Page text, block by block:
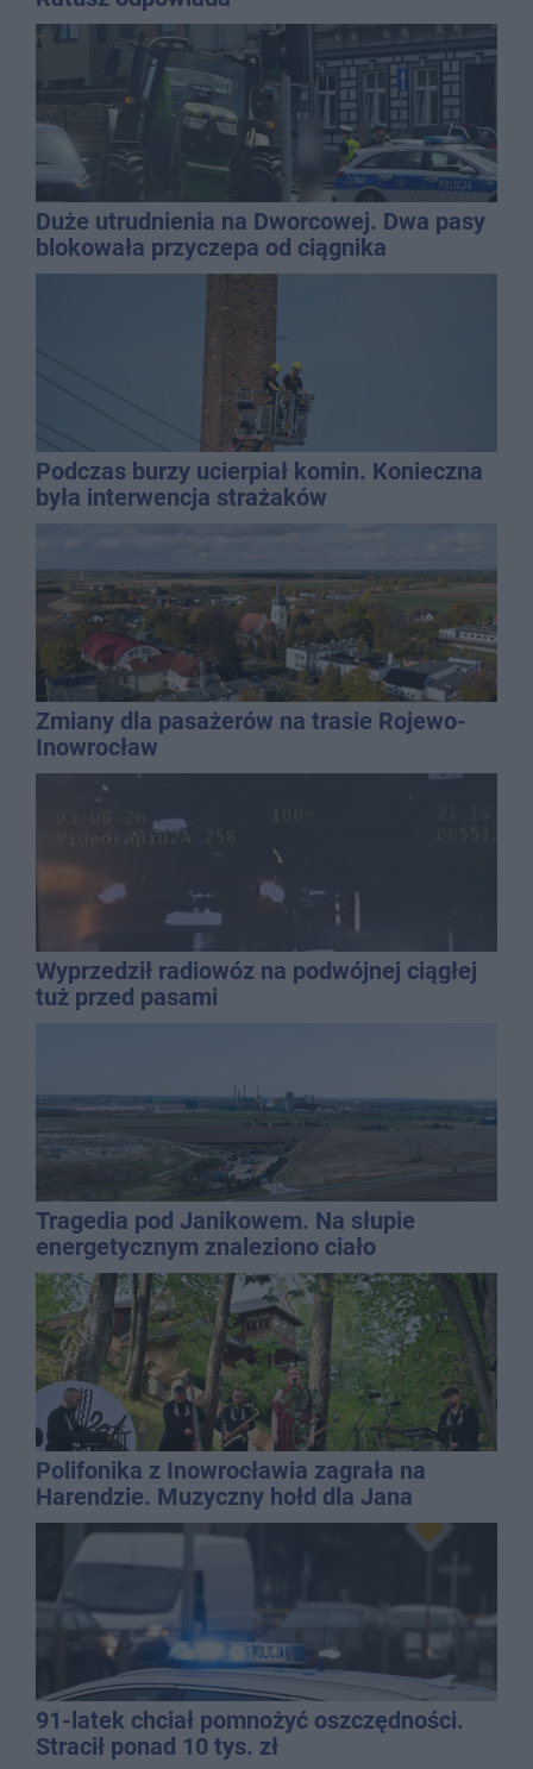
Duże utrudnienia na Dworcowej. Dwa pasy
blokowała przyczepa od ciągnika
Podczas burzy ucierpiał komin. Konieczna
była interwencja strażaków
Zmiany dla pasażerów na trasie Rojewo-
Inowrocław
Wyprzedził radiowóz na podwójnej ciągłej
tuż przed pasami
Tragedia pod Janikowem. Na słupie
energetycznym znaleziono ciało
mężczyzny
Polifonika z Inowrocławia zagrała na
Harendzie. Muzyczny hołd dla Jana
Kasprowicza
91-latek chciał pomnożyć oszczędności.
Stracił ponad 10 tys. zł